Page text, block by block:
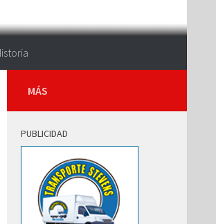
MÁS
PUBLICIDAD